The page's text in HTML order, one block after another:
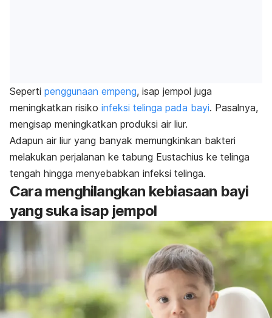
Seperti penggunaan empeng, isap jempol juga
meningkatkan risiko infeksi telinga pada bayi. Pasalnya,
mengisap meningkatkan produksi air liur.
Adapun air liur yang banyak memungkinkan bakteri
melakukan perjalanan ke tabung Eustachius ke telinga
tengah hingga menyebabkan infeksi telinga.
Cara menghilangkan kebiasaan bayi
yang suka isap jempol